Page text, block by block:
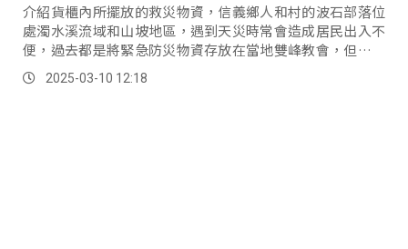
介紹貨櫃內所擺放的救災物資，信義鄉人和村的波石部落位
處濁水溪流域和山坡地區，遇到天災時常會造成居民出入不
便，過去都是將緊急防災物資存放在當地雙峰教會，但教會
空間有限、無法存放足夠物資；不過在彰化中區扶輪社的協
助下，捐贈貨櫃到部落，也讓防災物資、裝備有更好的存放
2025-03-10 12:18